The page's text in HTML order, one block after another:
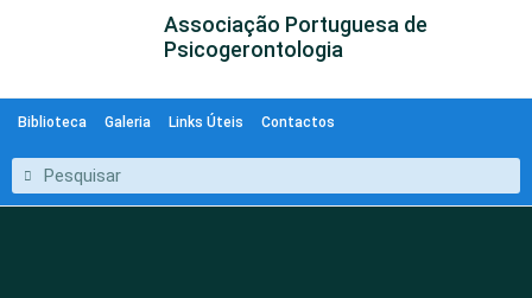
Associação Portuguesa de
Psicogerontologia
Biblioteca Galeria Links Úteis Contactos